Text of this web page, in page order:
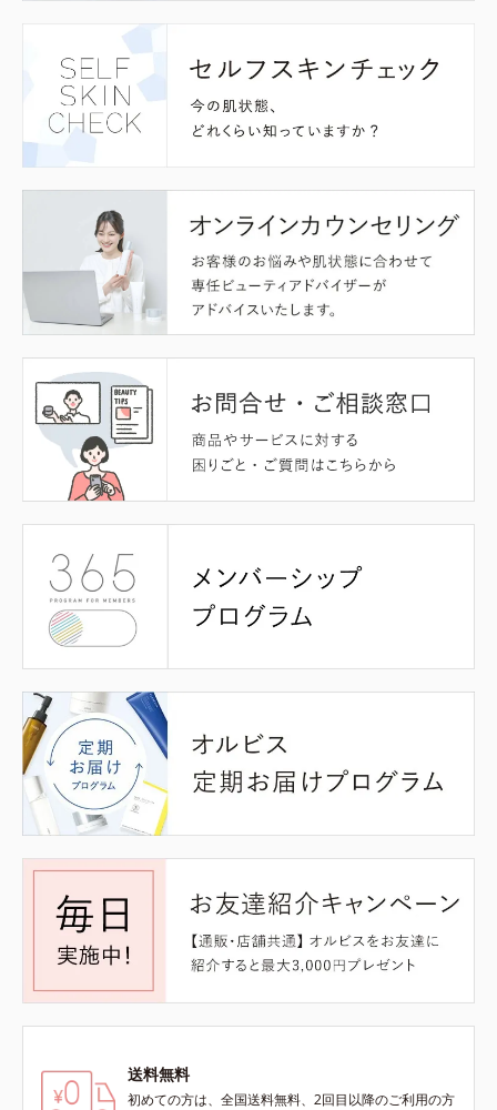
送料無料
初めての方は、全国送料無料、2回目以降のご利用の方